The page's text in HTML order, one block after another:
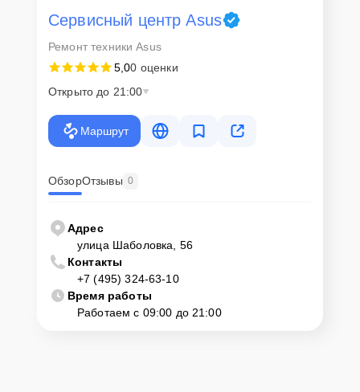
Для запуска процесса ремонта материнской платы Asus ROG Strix
Z690-I Gaming WiFi нужно просто оставить
позвонить телефону горячей линии: +7 (495) 324-63-10. Наши
специалисты оперативно проконсультируют по всем необходимым
вопросам, запишут на диагностику, подскажут с вариантами
и место.
Сервисный центр Asus
Ремонт техники Asus
5,00 оценки
Открыто до 21:00
Маршрут
ОбзорОтзывы 0
Адрес
улица Шаболовка, 56
Контакты
+7 (495) 324-63-10
Время работы
Работаем с 09:00 до 21:00